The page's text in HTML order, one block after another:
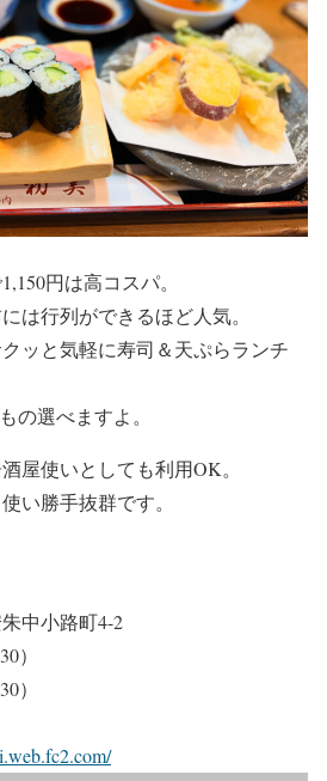
円は高コスパ。
は行列ができるほど人気。
ッと気軽に寿司＆天ぷらランチ
の選べますよ。
屋使いとしても利用OK。
い勝手抜群です。
中小路町4-2
）
）